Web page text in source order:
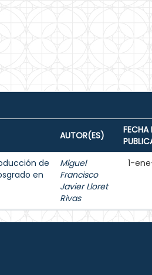
AUTOR(ES)
FECHA
de
en
Miguel
Francisco
Javier Lloret
Rivas
1-